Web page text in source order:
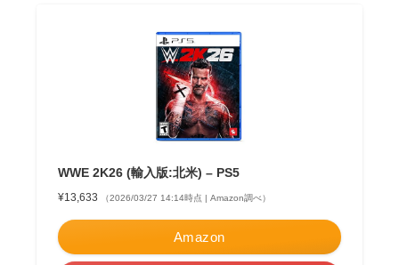
WWE 2K26 (輸入版:北米) – PS5
¥13,633 （2026/03/27 14:14時点 | Amazon調べ）
Amazon